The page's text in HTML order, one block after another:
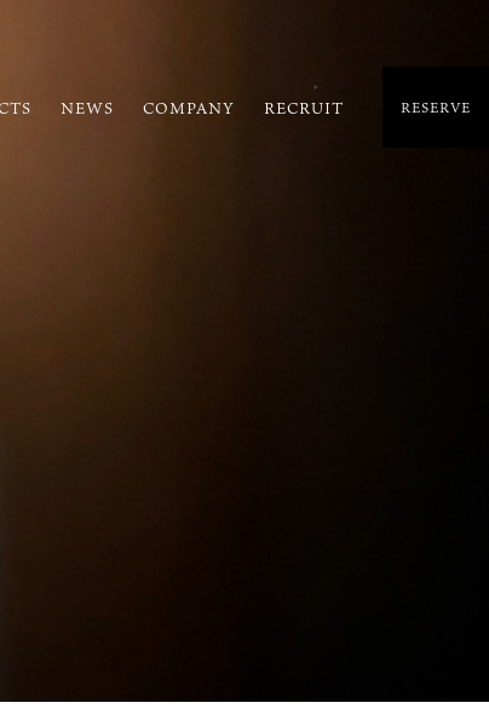
NEWS COMPANY RECRUIT RESERVE